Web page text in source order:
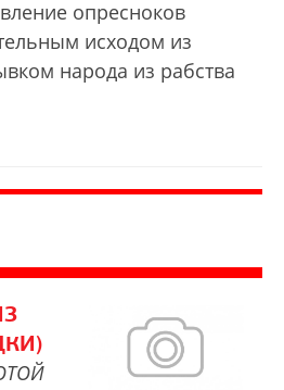
опресноков
исходом из
народа из рабства